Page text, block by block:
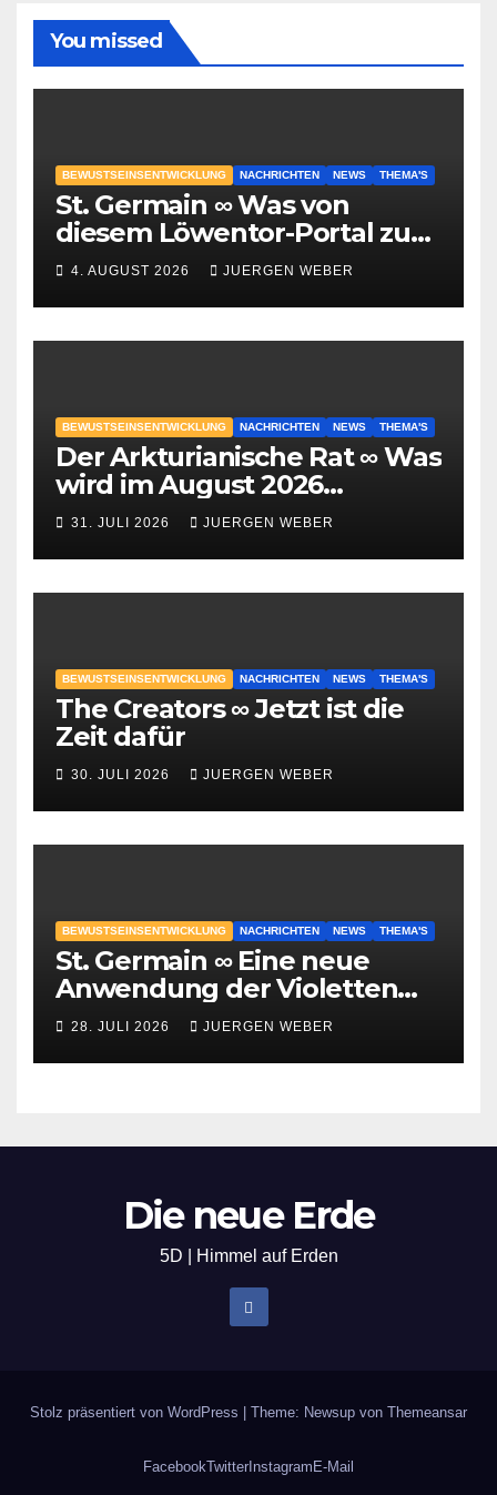
You missed
BEWUSTSEINSENTWICKLUNG NACHRICHTEN NEWS THEMA'S
St. Germain ∞ Was von
diesem Löwentor-Portal zu
erwarten ist
4. AUGUST 2026 JUERGEN WEBER
BEWUSTSEINSENTWICKLUNG NACHRICHTEN NEWS THEMA'S
Der Arkturianische Rat ∞ Was
wird im August 2026
geschehen?
31. JULI 2026 JUERGEN WEBER
BEWUSTSEINSENTWICKLUNG NACHRICHTEN NEWS THEMA'S
The Creators ∞ Jetzt ist die
Zeit dafür
30. JULI 2026 JUERGEN WEBER
BEWUSTSEINSENTWICKLUNG NACHRICHTEN NEWS THEMA'S
St. Germain ∞ Eine neue
Anwendung der Violetten
Flamme
28. JULI 2026 JUERGEN WEBER
Die neue Erde
5D | Himmel auf Erden
Stolz präsentiert von WordPress Theme: Newsup von Themeansar
FacebookTwitterInstagramE-Mail